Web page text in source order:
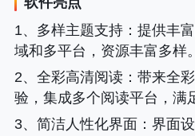
1、 多样主题支持：提供丰
域和多平台，资源丰富多样。
2、 全彩高清阅读 ：带来全
验，集成多个阅读平台，满
3、 简洁人性化界面 ：界面